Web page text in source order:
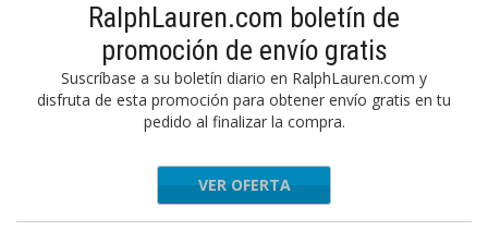
RalphLauren.com boletín de
promoción de envío gratis
Suscríbase a su boletín diario en RalphLauren.com y
disfruta de esta promoción para obtener envío gratis en tu
pedido al finalizar la compra.
VER OFERTA